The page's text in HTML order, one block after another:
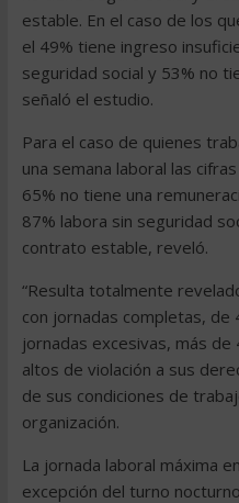
estable. En el caso de los
el 49% tiene ingreso
seguridad social y 53% no
señaló el estudio.
Para el caso de quienes
una semana laboral las
65% no tiene una
87% labora sin seguridad
contrato estable, reveló.
“Resulta totalmente
con jornadas completas, de
jornadas excesivas, más
altos de violación a sus
de sus condiciones de
organización.
La jornada laboral máxima
excepción del turno